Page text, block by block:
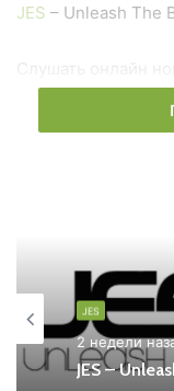
JES – Unleash The
Слушать онлайн
онлайн бесплатно
Beat в формате
Also you can find
The Beat Free
Ближайший эфир:
JES
2 недели
JES –